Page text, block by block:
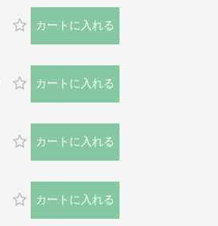
カートに入れる
カートに入れる
カートに入れる
カートに入れる